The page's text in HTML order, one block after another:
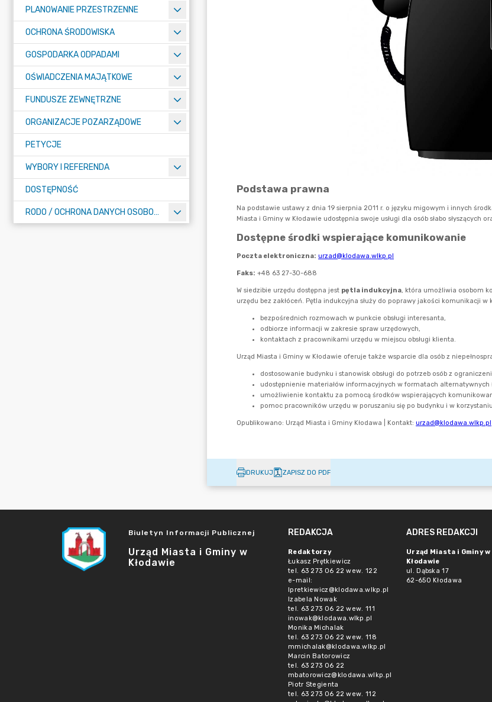
PLANOWANIE PRZESTRZENNE
OCHRONA ŚRODOWISKA
GOSPODARKA ODPADAMI
OŚWIADCZENIA MAJĄTKOWE
FUNDUSZE ZEWNĘTRZNE
ORGANIZACJE POZARZĄDOWE
PETYCJE
WYBORY I REFERENDA
DOSTĘPNOŚĆ
RODO / OCHRONA DANYCH OSOBOWYCH
DRUKUJ ZAPISZ DO PDF
Biuletyn Informacji Publicznej
Urząd Miasta i Gminy w
Kłodawie
REDAKCJA
Redaktorzy
Łukasz Prętkiewicz
tel. 63 273 06 22 wew. 122
e-mail:
lpretkiewicz@klodawa.wlkp.pl
Izabela Nowak
tel. 63 273 06 22 wew. 111
inowak@klodawa.wlkp.pl
Monika Michalak
tel. 63 273 06 22 wew. 118
mmichalak@klodawa.wlkp.pl
Marcin Batorowicz
tel. 63 273 06 22
mbatorowicz@klodawa.wlkp.pl
Piotr Stegienta
tel. 63 273 06 22 wew. 112
ADRES REDAKCJI
Urząd Miasta i Gminy w
Kłodawie
ul. Dąbska 17
62-650 Kłodawa